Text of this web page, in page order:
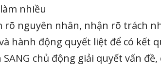
nhiều
rõ nguyên nhân, nhận rõ trách
hành động quyết liệt để có kết
chủ động giải quyết vấn